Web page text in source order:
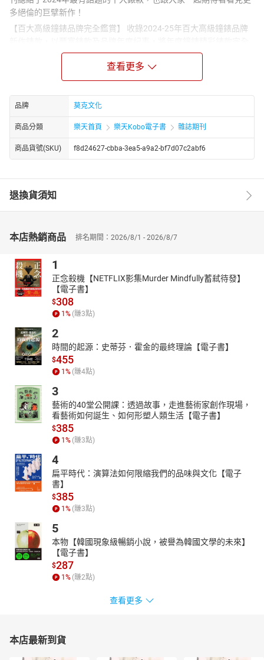
多絕倫的巨擘新作！
【百大高級鐘錶品牌完全鑑賞】 收錄2024-25年百大高級鐘錶品牌
【封面故事】 AUDEMARS PIGUET愛彼2024年度 新錶材質與面盤的
持續創新 經過2023年的複雜工藝錶款大爆發，愛彼AP在2024年的
作品主要以使用創新材質，或是以特殊工序打造面盤或飾紋處理，
除了讓消費者看見更加獨特與精緻完美的錶款之外，也向世人展現
愛彼AP大膽創新的精神。
【全台高端錶店自信之選】 站在第一線的錶店，透過直接觀察，會
有更敏銳的市場反應。所推薦的精選錶款，往往更符合在地消費者
查看更多
品牌 莫克文化
商品分類 樂天首頁 樂天Kobo電子書 雜誌期刊
商品貨號(SKU) f8d24627-cbba-3ea5-a9a2-bf7d07c2abf6
退換貨須知
本店熱銷商品 排名期間：2026/8/1 - 2026/8/7
1
正念殺機【NETFLIX影集Murder Mindfully蓄弒待發】
【電子書】
$308
1 % (賺3點)
2
時間的起源：史蒂芬．霍金的最終理論【電子書】
$455
1 % (賺4點)
3
藝術的40堂公開課：透過故事，走進藝術家創作現場，
看藝術如何誕生、如何形塑人類生活【電子書】
$385
1 % (賺3點)
4
扁平時代：演算法如何限縮我們的品味與文化【電子
書】
$385
1 % (賺3點)
5
本物【韓國現象級暢銷小說，被譽為韓國文學的未來】
【電子書】
$287
1 % (賺2點)
查看更多
本店最新到貨